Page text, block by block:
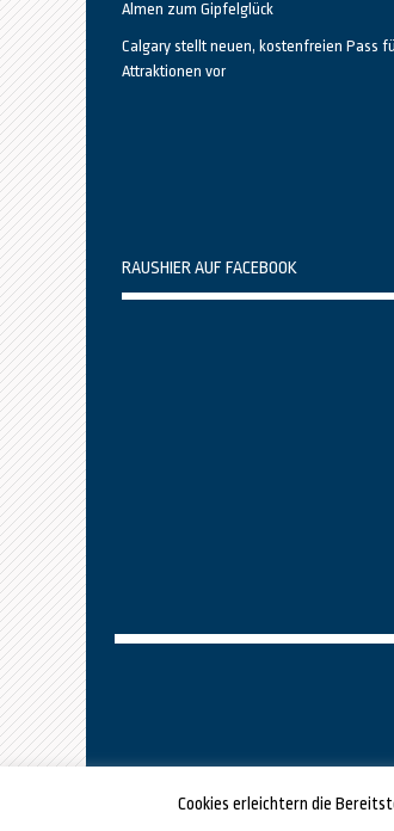
Almen zum Gipfelglück
Calgary stellt neuen, kostenfreien Pass
Attraktionen vor
RAUSHIER AUF FACEBOOK
Cookies erleichtern die